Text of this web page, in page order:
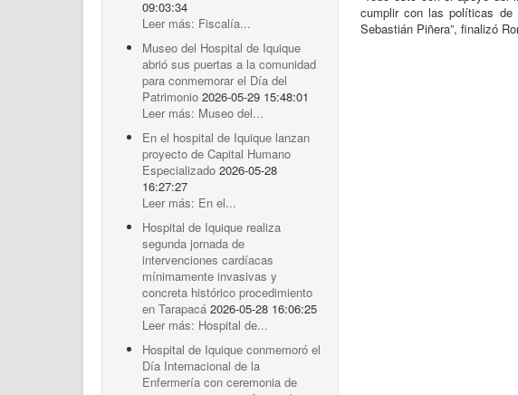
09:03:34
Leer más: Fiscalía...
Museo del Hospital de Iquique
abrió sus puertas a la comunidad
para conmemorar el Día del
Patrimonio 2026-05-29 15:48:01
Leer más: Museo del...
En el hospital de Iquique lanzan
proyecto de Capital Humano
Especializado 2026-05-28
16:27:27
Leer más: En el...
Hospital de Iquique realiza
segunda jornada de
intervenciones cardíacas
mínimamente invasivas y
concreta histórico procedimiento
en Tarapacá 2026-05-28 16:06:25
Leer más: Hospital de...
Hospital de Iquique conmemoró el
Día Internacional de la
Enfermería con ceremonia de
cumplir con las políticas de
Sebastián Piñera”, finalizó